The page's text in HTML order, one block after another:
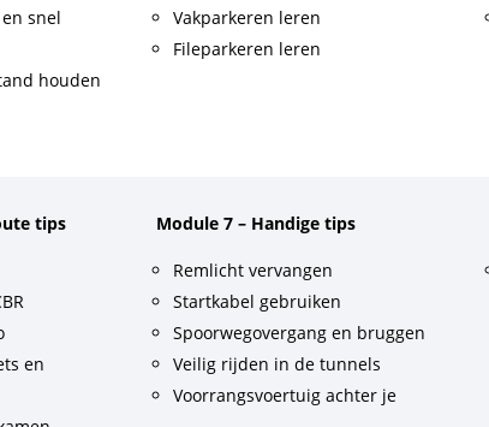
snel
houden
Vakparkeren leren
Fileparkeren leren
tips
en
Module 7 – Handige tips
Remlicht vervangen
Startkabel gebruiken
Spoorwegovergang en bruggen
Veilig rijden in de tunnels
Voorrangsvoertuig achter je